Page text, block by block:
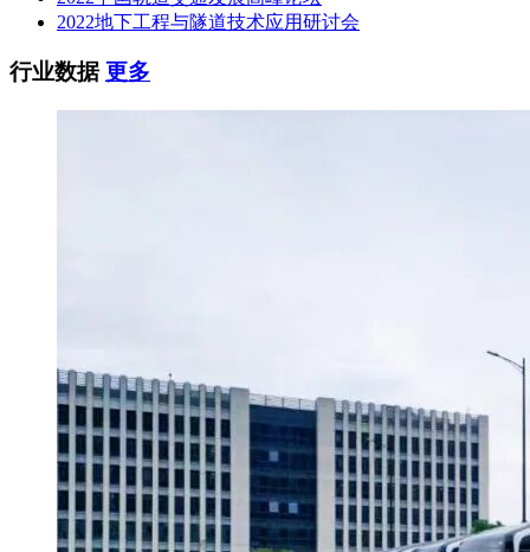
2022地下工程与隧道技术应用研讨会
行业数据更多